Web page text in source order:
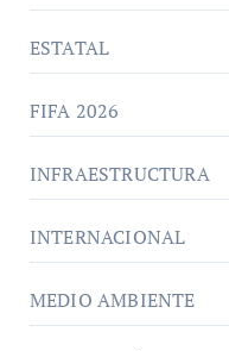
ESTATAL
FIFA 2026
INFRAESTRUCTURA
INTERNACIONAL
MEDIO AMBIENTE